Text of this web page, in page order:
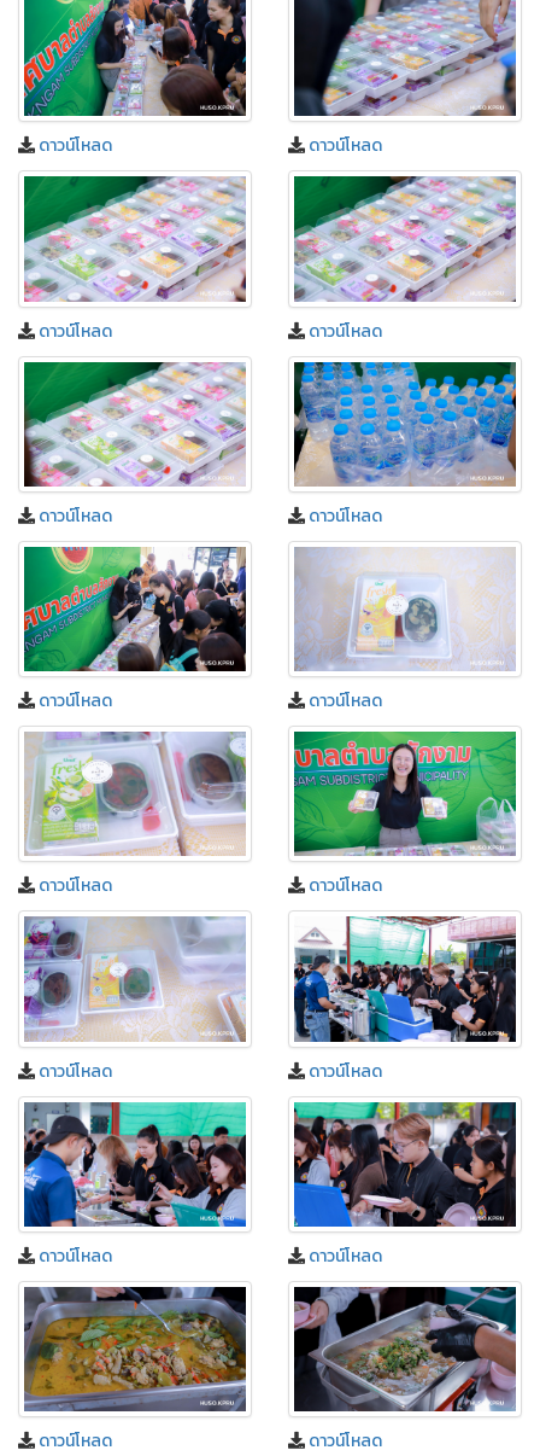
ดาวน์โหลด ดาวน์โหลด
ดาวน์โหลด ดาวน์โหลด
ดาวน์โหลด ดาวน์โหลด
ดาวน์โหลด ดาวน์โหลด
ดาวน์โหลด ดาวน์โหลด
ดาวน์โหลด ดาวน์โหลด
ดาวน์โหลด ดาวน์โหลด
ดาวน์โหลด ดาวน์โหลด